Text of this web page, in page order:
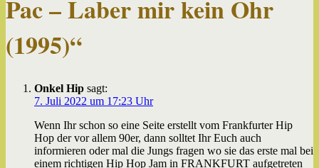
Pac – Laber mir kein Ohr
(1995)“
Onkel Hip sagt:
7. Juli 2022 um 17:23 Uhr
Wenn Ihr schon so eine Seite erstellt vom Frankfurter Hip
Hop der vor allem 90er, dann solltet Ihr Euch auch
informieren oder mal die Jungs fragen wo sie das erste mal bei
einem richtigen Hip Hop Jam in FRANKFURT aufgetreten